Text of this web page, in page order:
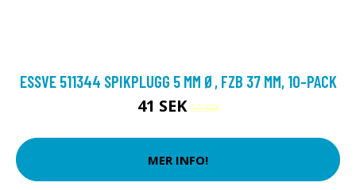
ESSVE 511344 SPIKPLUGG 5 MM Ø, FZB 37 MM, 10-PACK
41 SEK52 SEK
MER INFO!